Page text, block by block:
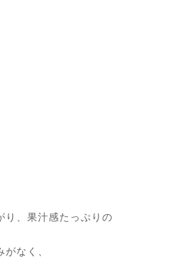
り、果汁感たっぷりの
なく、